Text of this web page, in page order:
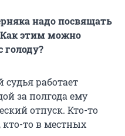
надо посвящать
этим можно
голоду?
работает
за полгода ему
отпуск. Кто-то
кто-то в местных